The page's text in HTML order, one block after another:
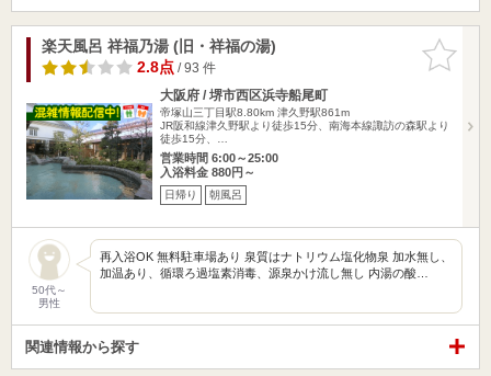
お気に入
りに追加
楽天風呂 祥福乃湯 (旧・祥福の湯)
2.8点/ 93 件
大阪府 / 堺市西区浜寺船尾町
帝塚山三丁目駅8.80km 津久野駅861m
JR阪和線津久野駅より徒歩15分、南海本線諏訪の森駅より
徒歩15分、…
営業時間 6:00～25:00
入浴料金 880円～
日帰り 朝風呂
50代～
男性
再入浴OK 無料駐車場あり 泉質はナトリウム塩化物泉 加水無し、
加温あり、循環ろ過塩素消毒、源泉かけ流し無し 内湯の酸…
関連情報から探す